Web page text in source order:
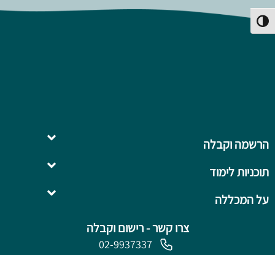
הפעל/כבה ניגודיות גבוהה
צרו קשר - רישום וקבלה
02-9937337
על המכללה
תוכניות לימוד
הרשמה וקבלה